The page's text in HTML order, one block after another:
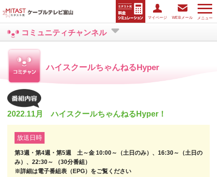
メニュー
マイページ WEBメール
コミュニティチャンネル
ハイスクールちゃんねるHyper
2022.11月 ハイスクールちゃんねるHyper！
放送日時
第3週・第4週・第5週 土～金 10:00～（土日のみ）、16:30～（土日の
み）、22:30～ （30分番組）
※詳細は電子番組表（EPG）をご覧ください